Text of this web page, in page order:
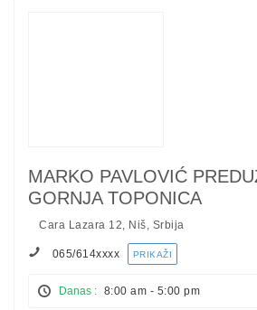
MARKO PAVLOVIĆ
GORNJA TOPONICA
Cara Lazara 12, Niš, Srbija
065/614xxxx PRIKAŽI
Danas : 8:00 am - 5:00 pm